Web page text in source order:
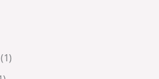
(1)